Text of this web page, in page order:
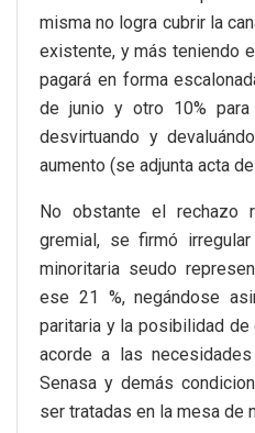
misma no logra cubrir la
existente, y más teniendo
pagará en forma
de junio y otro 10%
desvirtuando y
aumento (se adjunta acta
No obstante el rechazo
gremial, se firmó
minoritaria seudo
ese 21 %, negándose
paritaria y la posibilidad de
acorde a las
Senasa y demás
ser tratadas en la mesa de